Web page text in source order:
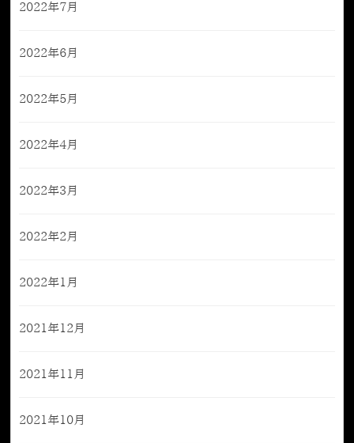
2022年7月
2022年6月
2022年5月
2022年4月
2022年3月
2022年2月
2022年1月
2021年12月
2021年11月
2021年10月